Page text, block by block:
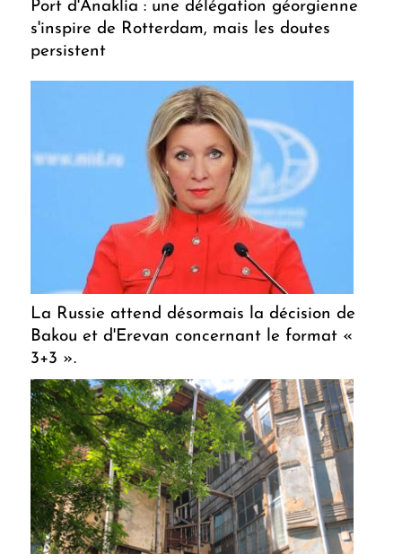
Port d'Anaklia : une délégation géorgienne
s'inspire de Rotterdam, mais les doutes
persistent
La Russie attend désormais la décision de
Bakou et d'Erevan concernant le format «
3+3 ».